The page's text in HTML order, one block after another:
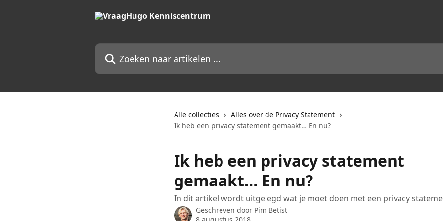
Zoeken naar artikelen ...
Alle collecties
Alles over de Privacy Statement
Ik heb een privacy statement gemaakt… En nu?
Ik heb een privacy statement
gemaakt… En nu?
In dit artikel wordt uitgelegd wat je moet doen met een privacy
Geschreven door Pim Betist